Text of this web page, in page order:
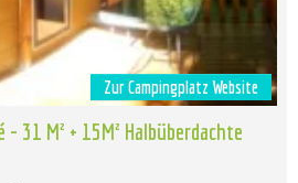
Zur Campingplatz Website
31 M² + 15M² Halbüberdachte